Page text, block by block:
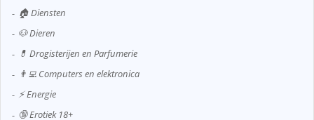
🏠 Diensten
🐶 Dieren
💊 Drogisterijen en Parfumerie
👨‍💻 Computers en elektronica
⚡ Energie
🔞 Erotiek 18+